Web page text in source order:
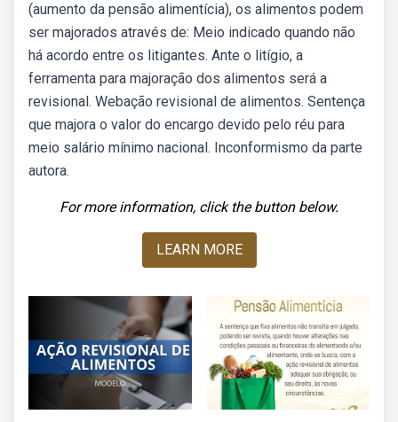
(aumento da pensão alimentícia), os alimentos podem
ser majorados através de: Meio indicado quando não
há acordo entre os litigantes. Ante o litígio, a
ferramenta para majoração dos alimentos será a
revisional. Webação revisional de alimentos. Sentença
que majora o valor do encargo devido pelo réu para
meio salário mínimo nacional. Inconformismo da parte
autora.
For more information, click the button below.
LEARN MORE